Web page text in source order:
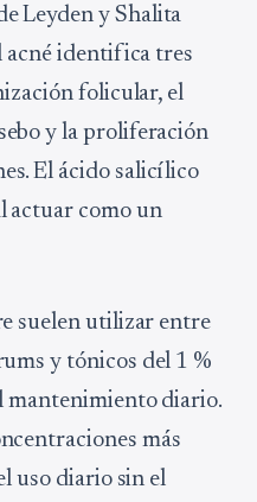
Leyden y Shalita
acné identifica tres
folicular, el
y la proliferación
El ácido salicílico
actuar como un
suelen utilizar entre
y tónicos del 1 %
mantenimiento diario.
más
uso diario sin el